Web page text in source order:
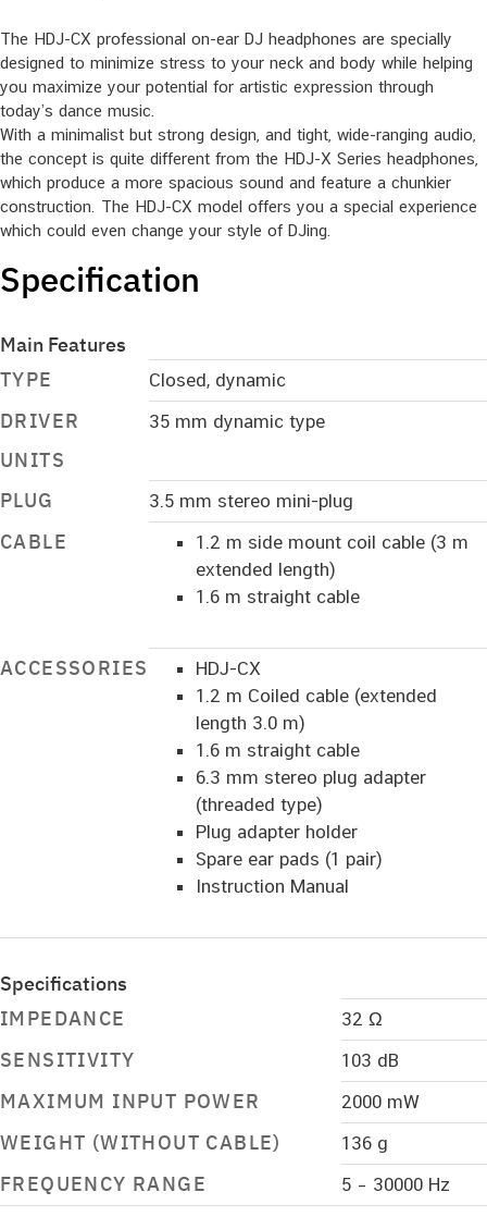
The HDJ-CX professional on-ear DJ headphones are specially
designed to minimize stress to your neck and body while helping
you maximize your potential for artistic expression through
today’s dance music.
With a minimalist but strong design, and tight, wide-ranging audio,
the concept is quite different from the HDJ-X Series headphones,
which produce a more spacious sound and feature a chunkier
construction. The HDJ-CX model offers you a special experience
which could even change your style of DJing.
Specification
Main Features
TYPE
Closed, dynamic
DRIVER
UNITS
35 mm dynamic type
PLUG 3.5 mm stereo mini-plug
CABLE
1.2 m side mount coil cable (3 m
extended length)
1.6 m straight cable
ACCESSORIES
HDJ-CX
1.2 m Coiled cable (extended
length 3.0 m)
1.6 m straight cable
6.3 mm stereo plug adapter
(threaded type)
Plug adapter holder
Spare ear pads (1 pair)
Instruction Manual
Specifications
IMPEDANCE
32 Ω
SENSITIVITY 103 dB
MAXIMUM INPUT POWER 2000 mW
WEIGHT (WITHOUT CABLE) 136 g
FREQUENCY RANGE 5 – 30000 Hz